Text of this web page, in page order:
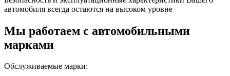
автомобиля всегда остаются на высоком уровне
Мы работаем с автомобильными
марками
Обслуживаемые марки: